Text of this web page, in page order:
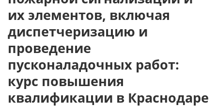
их элементов, включая
диспетчеризацию и
проведение
пусконаладочных работ:
курс повышения
квалификации в Краснодаре